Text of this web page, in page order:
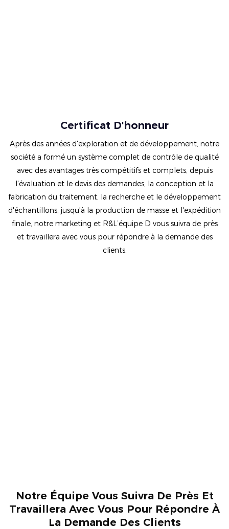
Certificat D'honneur
Après des années d'exploration et de développement, notre
société a formé un système complet de contrôle de qualité
avec des avantages très compétitifs et complets, depuis
l'évaluation et le devis des demandes, la conception et la
fabrication du traitement, la recherche et le développement
d'échantillons, jusqu'à la production de masse et l'expédition
finale, notre marketing et R&L’équipe D vous suivra de près
et travaillera avec vous pour répondre à la demande des
clients.
Notre Équipe Vous Suivra De Près Et
Travaillera Avec Vous Pour Répondre À
La Demande Des Clients